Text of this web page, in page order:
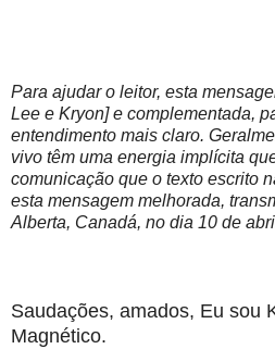
Para ajudar o leitor, esta
Lee e Kryon] e complementada,
entendimento mais claro.
vivo têm uma energia implícita
comunicação que o texto escrito
esta mensagem melhorada,
Alberta, Canadá, no dia 10 de
Saudações, amados, Eu sou
Magnético.